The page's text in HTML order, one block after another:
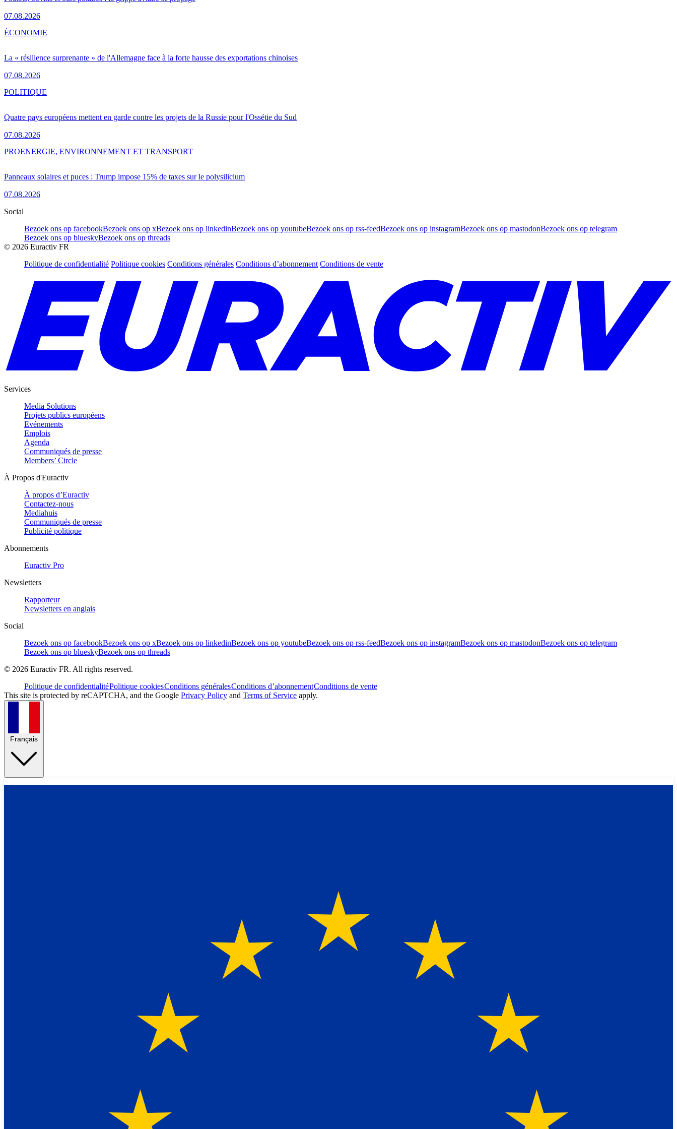
07.08.2026
La « résilience surprenante » de l'Allemagne face à la forte hausse des exportations chinoises
07.08.2026
ÉCONOMIE
Quatre pays européens mettent en garde contre les projets de la Russie pour l'Ossétie du Sud
07.08.2026
POLITIQUE
Panneaux solaires et puces : Trump impose 15% de taxes sur le polysilicium
07.08.2026
PROENERGIE, ENVIRONNEMENT ET TRANSPORT
Social
Bezoek ons op facebookBezoek ons op xBezoek ons op linkedinBezoek ons op youtubeBezoek ons op rss-feedBezoek ons op instagramBezoek ons op mastodonBezoek ons op telegram
Bezoek ons op blueskyBezoek ons op threads
© 2026 Euractiv FR
Politique de confidentialité Politique cookies Conditions générales Conditions d’abonnement Conditions de vente
Services
Media Solutions
Projets publics européens
Evénements
Emplois
Agenda
Communiqués de presse
Members’ Circle
À Propos d'Euractiv
À propos d’Euractiv
Contactez-nous
Mediahuis
Communiqués de presse
Publicité politique
Abonnements
Euractiv Pro
Newsletters
Rapporteur
Newsletters en anglais
Social
Bezoek ons op facebookBezoek ons op xBezoek ons op linkedinBezoek ons op youtubeBezoek ons op rss-feedBezoek ons op instagramBezoek ons op mastodonBezoek ons op telegram
Bezoek ons op blueskyBezoek ons op threads
© 2026 Euractiv FR. All rights reserved.
Politique de confidentialitéPolitique cookiesConditions généralesConditions d’abonnementConditions de vente
This site is protected by reCAPTCHA, and the Google Privacy Policy and Terms of Service apply.
Français